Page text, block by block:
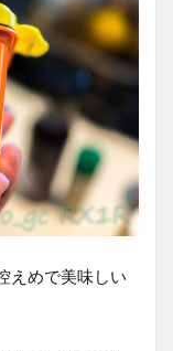
えめで美味しい